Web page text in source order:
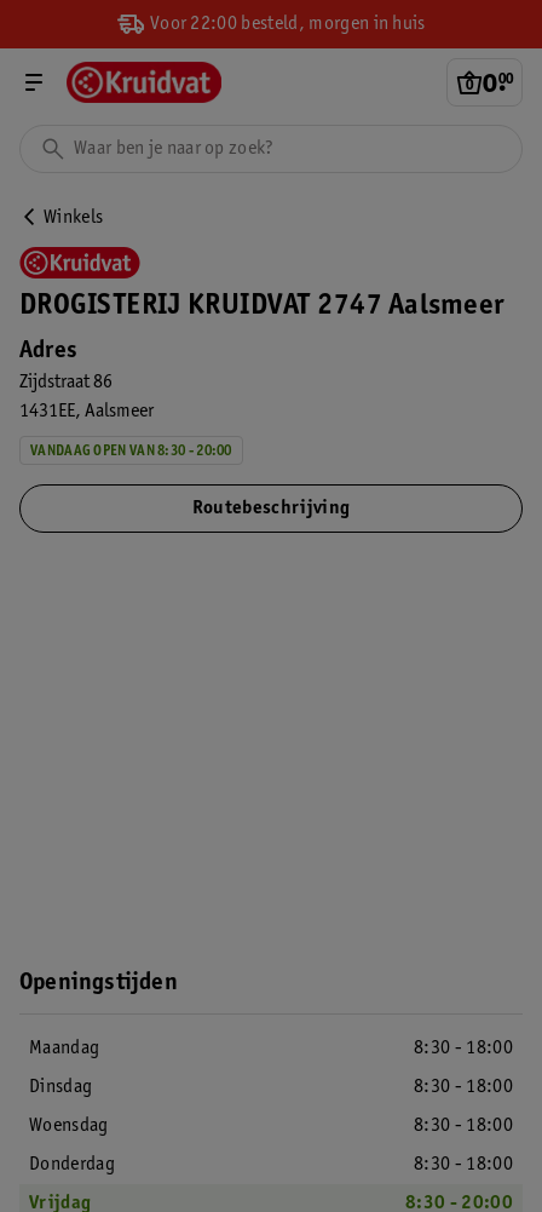
Voor 22:00 besteld, morgen in huis
0.
00
Winkels
DROGISTERIJ KRUIDVAT 2747 Aalsmeer
Adres
Zijdstraat 86
1431EE Aalsmeer
VANDAAG OPEN VAN 8:30 - 20:00
Routebeschrijving
Openingstijden
Maandag
8:30 - 18:00
Dinsdag
8:30 - 18:00
Woensdag
8:30 - 18:00
Donderdag
8:30 - 18:00
Vrijdag
8:30 - 20:00